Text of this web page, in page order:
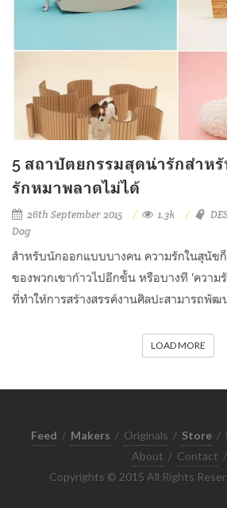
5 สถาปัตยกรรมสุดน่ารักสำห
รักหมาพลาดไม่ได้
26th September 2015 1.3k
Dog
สำหรับนักออกแบบบางคน ความรักในสุนัข
ของพวกเขาก้าวไปอีกขั้น หรือบางที 'ความ
ที่ทำให้การสร้างสรรค์งานศิลปะสามารถพัฒ
LOAD MORE
Feed / Makers / Originals / Store /
About / Contact /
Copyrights © 2015 All Rights